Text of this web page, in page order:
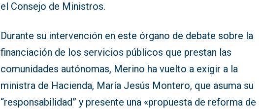
el Consejo de Ministros.
Durante su intervención en este órgano de debate sobre la
financiación de los servicios públicos que prestan las
comunidades autónomas, Merino ha vuelto a exigir a la
ministra de Hacienda, María Jesús Montero, que asuma su
“responsabilidad” y presente una «propuesta de reforma de